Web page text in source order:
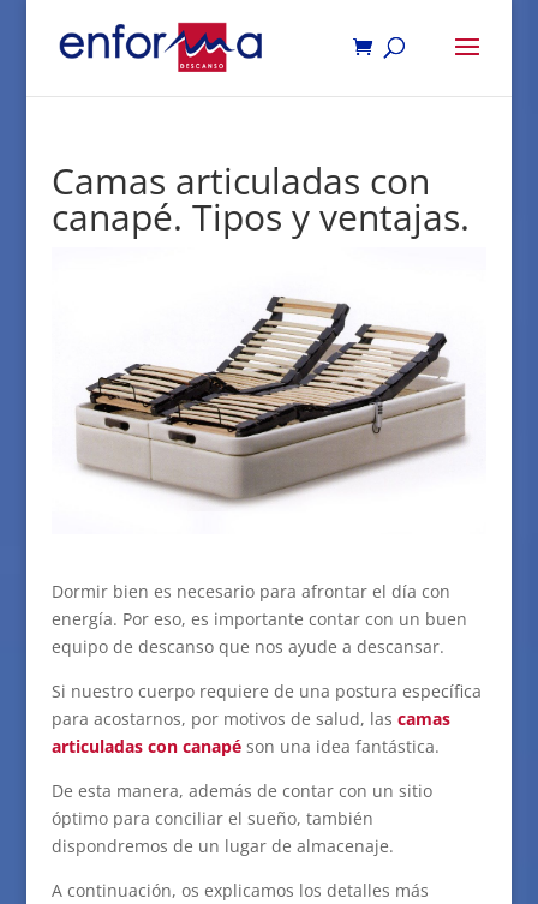
Camas articuladas con
canapé. Tipos y ventajas.
Dormir bien es necesario para afrontar el día con
energía. Por eso, es importante contar con un buen
equipo de descanso que nos ayude a descansar.
Si nuestro cuerpo requiere de una postura específica
para acostarnos, por motivos de salud, las camas
articuladas con canapéson una idea fantástica.
De esta manera, además de contar con un sitio
óptimo para conciliar el sueño, también
dispondremos de un lugar de almacenaje.
A continuación, os explicamos los detalles más